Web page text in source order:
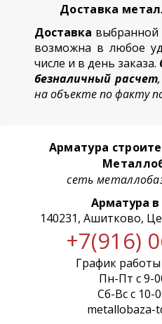
Доставка
Доставка выбранной
возможна в любое
числе и в день заказа.
безналичный расчет
на объекте по факту
Арматура
сеть
Арматура
140231, Ашитково,
+7(916)
График
Пн-Пт с 9-
Сб-Вс с 10-
metallobaza-